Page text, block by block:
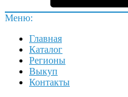
Меню:
Главная
Каталог
Регионы
Выкуп
Контакты